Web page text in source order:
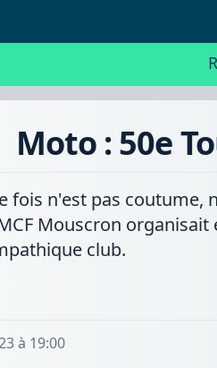
Moto : 50e
fois n'est pas coutume,
Mouscron
club.
à 19:00